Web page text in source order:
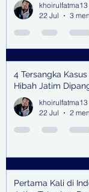
khoirulfatma13
22 Jul
3
4 Tersangka
Hibah Jatim
khoirulfatma13
22 Jul
2
Pertama Kali di